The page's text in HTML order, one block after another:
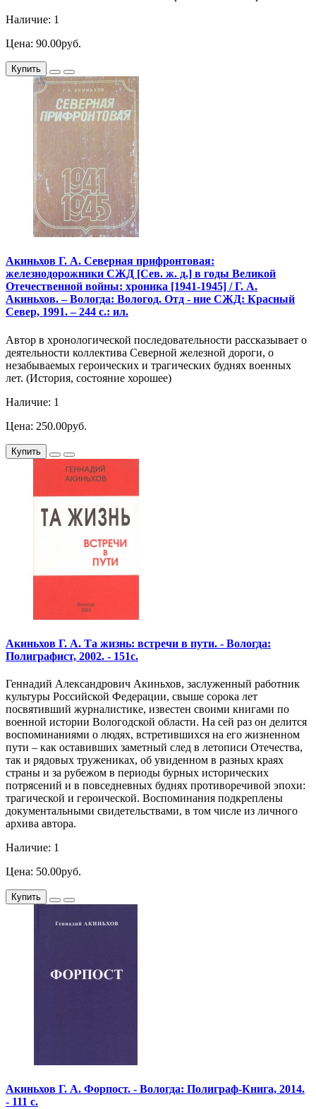
Наличие: 1
Цена: 90.00руб.
Купить
Акиньхов Г. А. Северная прифронтовая:
железнодорожники СЖД [Сев. ж. д.] в годы Великой
Отечественной войны: хроника [1941-1945] / Г. А.
Акиньхов. – Вологда: Вологод. Отд - ние СЖД: Красный
Север, 1991. – 244 с.: ил.
Автор в хронологической последовательности рассказывает о
деятельности коллектива Северной железной дороги, о
незабываемых героических и трагических буднях военных
лет. (История, состояние хорошее)
Наличие: 1
Цена: 250.00руб.
Купить
Акиньхов Г. А. Та жизнь: встречи в пути. - Вологда:
Полиграфист, 2002. - 151с.
Геннадий Александрович Акиньхов, заслуженный работник
культуры Российской Федерации, свыше сорока лет
посвятивший журналистике, известен своими книгами по
военной истории Вологодской области. На сей раз он делится
воспоминаниями о людях, встретившихся на его жизненном
пути – как оставивших заметный след в летописи Отечества,
так и рядовых тружениках, об увиденном в разных краях
страны и за рубежом в периоды бурных исторических
потрясений и в повседневных буднях противоречивой эпохи:
трагической и героической. Воспоминания подкреплены
документальными свидетельствами, в том числе из личного
архива автора.
Наличие: 1
Цена: 50.00руб.
Купить
Акиньхов Г. А. Форпост. - Вологда: Полиграф-Книга, 2014.
- 111 с.